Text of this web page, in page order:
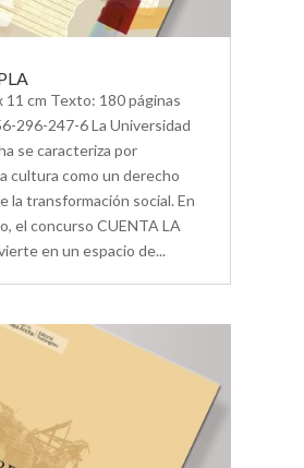
11 cm Texto: 180 páginas
296-247-6 La Universidad
se caracteriza por
cultura como un derecho
la transformación social. En
el concurso CUENTA LA
en un espacio de...